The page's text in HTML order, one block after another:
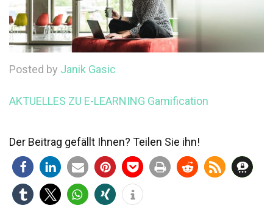
Posted by Janik Gasic
AKTUELLES ZU E-LEARNING Gamification
Der Beitrag gefällt Ihnen? Teilen Sie ihn!